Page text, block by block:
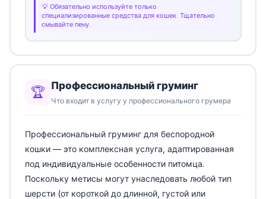
Обязательно используйте только
специализированные средства для кошек. Тщательно
смывайте пену.
🏆 Профессиональный груминг
Что входит в услугу у профессионального грумера
Профессиональный груминг для беспородной
кошки — это комплексная услуга, адаптированная
под индивидуальные особенности питомца.
Поскольку метисы могут унаследовать любой тип
шерсти (от короткой до длинной, густой или